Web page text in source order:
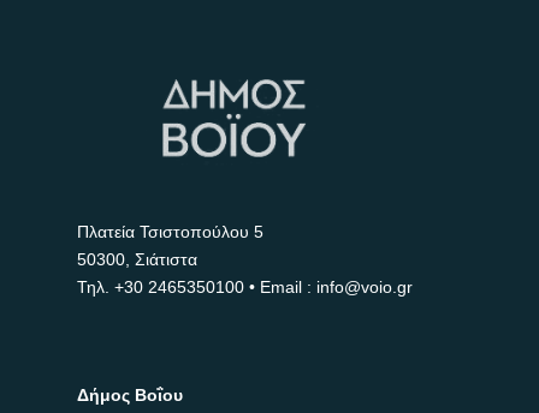
Πλατεία Τσιστοπούλου 5
50300, Σιάτιστα
Τηλ. +30 2465350100 • Email : info@voio.gr
Δήμος Βοΐου